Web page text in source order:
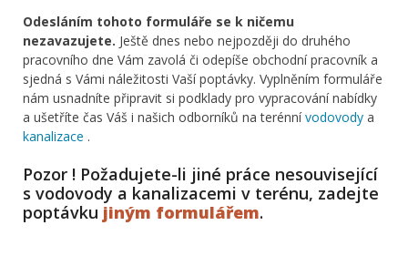
Odesláním tohoto formuláře se k ničemu
nezavazujete. Ještě dnes nebo nejpozději do druhého
pracovního dne Vám zavolá či odepíše obchodní pracovník a
sjedná s Vámi náležitosti Vaší poptávky. Vyplněním formuláře
nám usnadníte připravit si podklady pro vypracování nabídky
a ušetříte čas Váš i našich odborníků na terénnívodovody a
kanalizace .
Pozor ! Požadujete-li jiné práce nesouvisející
s vodovody a kanalizacemi v terénu, zadejte
poptávku jiným formulářem.